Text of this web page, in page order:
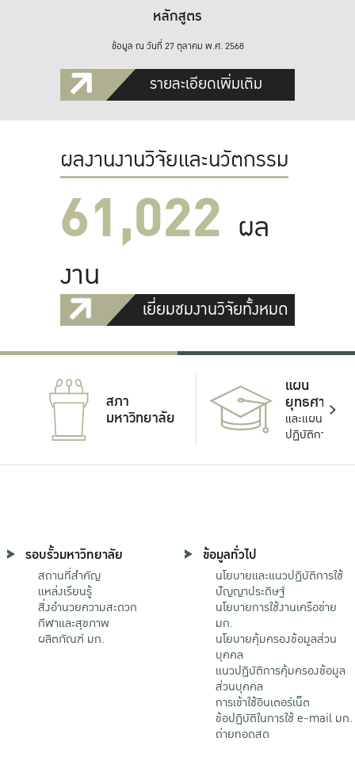
หลักสูตร
ข้อมูล ณ วันที่ 27 ตุลาคม พ.ศ. 2568
รายละเอียดเพิ่มเติม
ผลงานงานวิจัยและนวัตกรรม
61,022 ผล
งาน
เยี่ยมชมงานวิจัยทั้งหมด
สภา
มหาวิทยาลัย
แผน
ยุทธศาสตร์
และแผน
ปฏิบัติการ
รอบรั้วมหาวิทยาลัย
สถานที่สำคัญ
แหล่งเรียนรู้
สิ่งอำนวยความสะดวก
กีฬาและสุขภาพ
ผลิตภัณฑ์ มก.
ข้อมูลทั่วไป
นโยบายและแนวปฏิบัติการใช้
ปัญญาประดิษฐ์
นโยบายการใช้งานเครือข่าย
มก.
นโยบายคุ้มครองข้อมูลส่วน
บุคคล
แนวปฏิบัติการคุ้มครองข้อมูล
ส่วนบุคคล
การเข้าใช้อินเตอร์เน็ต
ข้อปฏิบัติในการใช้ e-mail มก.
ถ่ายทอดสด